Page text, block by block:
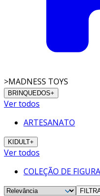
>MADNESS TOYS
BRINQUEDOS+
Ver todos
ARTESANATO
KIDULT+
Ver todos
COLEÇÃO DE